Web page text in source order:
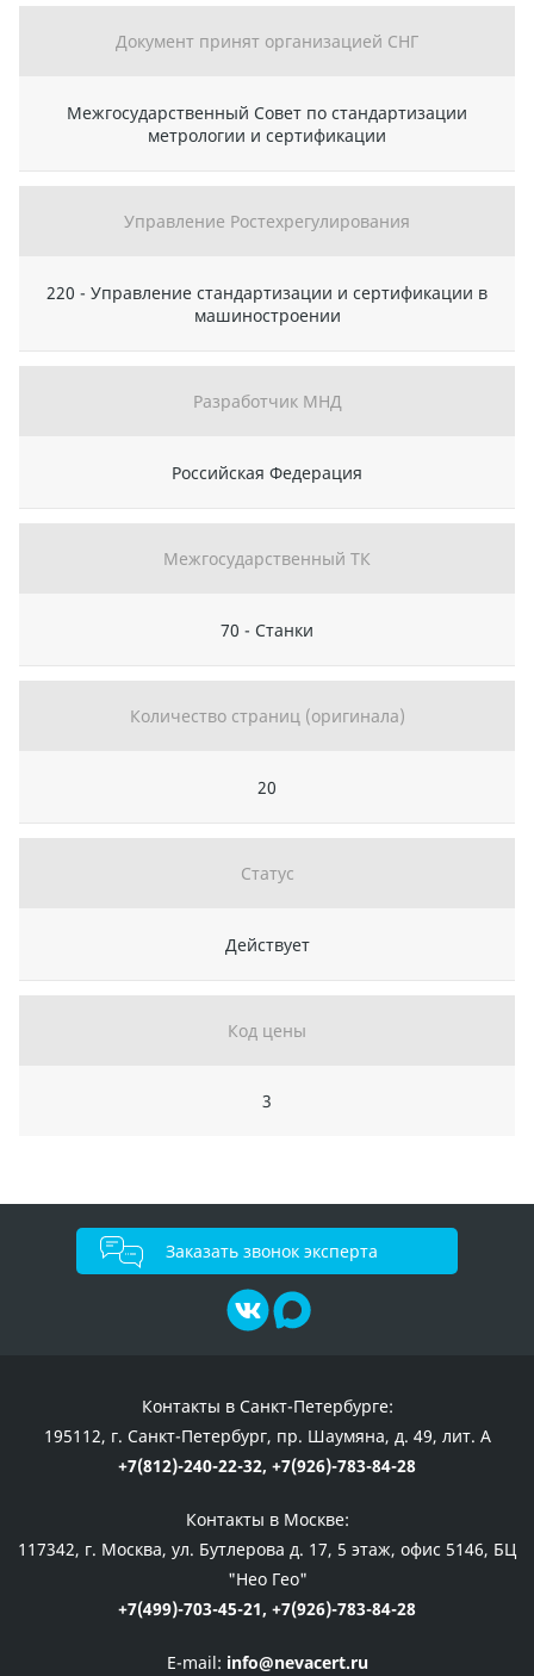
Документ принят организацией СНГ
Межгосударственный Совет по стандартизации
метрологии и сертификации
Управление Ростехрегулирования
220 - Управление стандартизации и сертификации в
машиностроении
Разработчик МНД
Российская Федерация
Межгосударственный ТК
70 - Станки
Количество страниц (оригинала)
20
Статус
Действует
Код цены
3
Заказать звонок эксперта
Контакты в Санкт-Петербурге:
195112, г. Санкт-Петербург, пр. Шаумяна, д. 49, лит. А
+7(812)-240-22-32, +7(926)-783-84-28
Контакты в Москве:
117342, г. Москва, ул. Бутлерова д. 17, 5 этаж, офис 5146, БЦ
"Нео Гео"
+7(499)-703-45-21, +7(926)-783-84-28
E-mail: info@nevacert.ru